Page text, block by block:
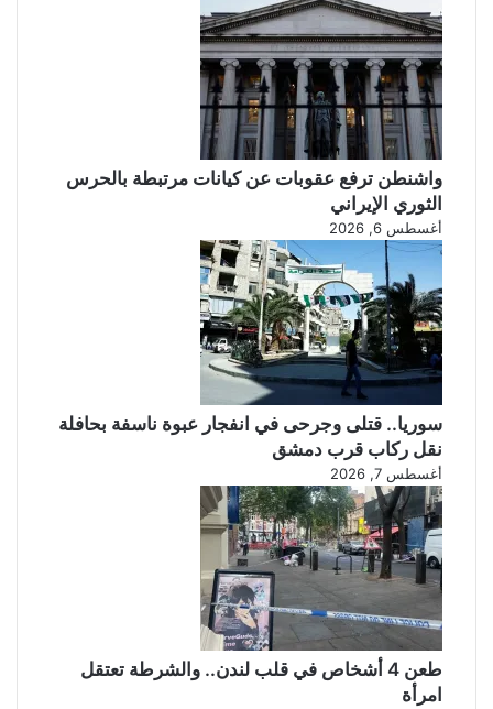
واشنطن ترفع عقوبات عن كيانات مرتبطة بالحرس
الثوري الإيراني
أغسطس 6, 2026
سوريا.. قتلى وجرحى في انفجار عبوة ناسفة بحافلة
نقل ركاب قرب دمشق
أغسطس 7, 2026
طعن 4 أشخاص في قلب لندن.. والشرطة تعتقل
امرأة